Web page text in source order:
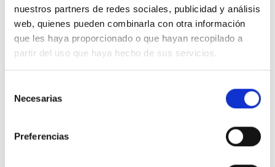
nuestros partners de redes sociales, publicidad y análisis
web, quienes pueden combinarla con otra información
que les haya proporcionado o que hayan recopilado a
partir del uso que haya hecho de sus servicios.
Necesarias
Preferencias
Nous n'avons pas à choisir entre être
élégant et conscient. Nos vêtements
sont conçus avec un faible impact afin
que vous soyez les deux.